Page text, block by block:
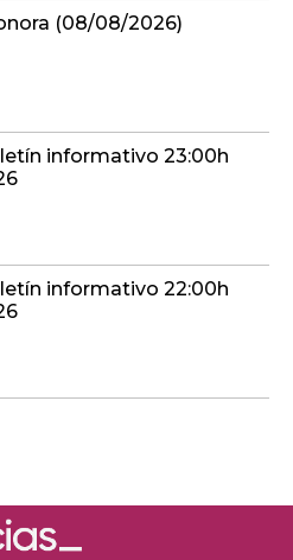
(08/08/2026)
informativo 23:00h
informativo 22:00h